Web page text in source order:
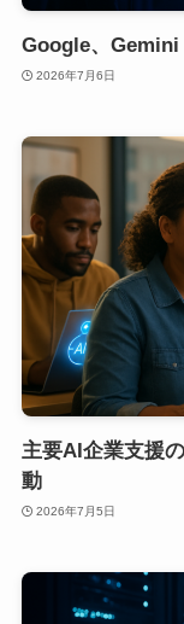
Google、Gemini
2026年7月6日
主要AI企業支援
動
2026年7月5日